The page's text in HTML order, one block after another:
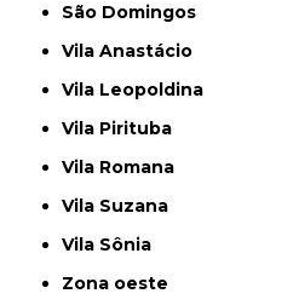
São Domingos
Vila Anastácio
Vila Leopoldina
Vila Pirituba
Vila Romana
Vila Suzana
Vila Sônia
Zona oeste